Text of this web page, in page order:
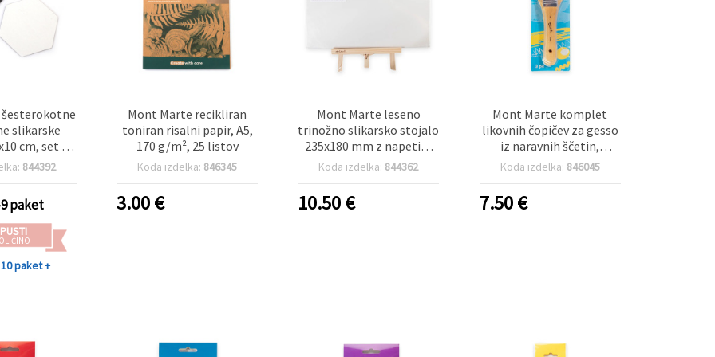
slikarske
cm, set 4 –
idealno za
in DIY
doma
844392
paket
10 paket +
Mont Marte recikliran
toniran risalni papir, A5,
170 g/m², 25 listov
Koda izdelka: 846345
3.00€
Mont Marte leseno
trinožno slikarsko stojalo
235x180 mm z napetim
platnom 150x200 mm,
Koda izdelka: 844362
10.50€
Mont Marte komplet
likovnih čopičev za gesso
iz naravnih ščetin,
velikosti 2, 4 in 6 – 3 kosi
Koda izdelka: 846045
7.50€